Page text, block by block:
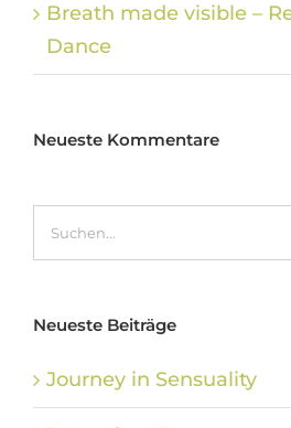
Breath made visible –
Dance
Neueste Kommentare
nach:
Neueste Beiträge
Journey in Sensuality